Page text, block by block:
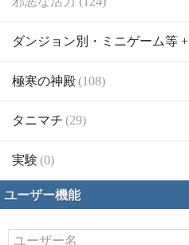
ダンジョン別・ミニゲーム等 +
極寒の神殿(108)
タニマチ (29)
実験 (0)
ユーザー機能